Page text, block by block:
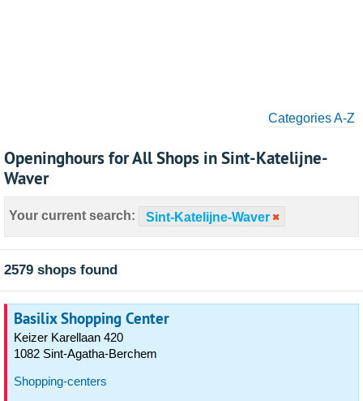
Categories A-Z
Openinghours for All Shops in Sint-Katelijne-
Waver
Your current search: Sint-Katelijne-Waver
2579 shops found
Basilix Shopping Center
Keizer Karellaan 420
1082 Sint-Agatha-Berchem
Shopping-centers